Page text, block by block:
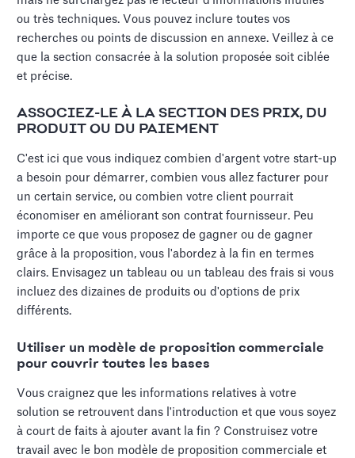
ou très techniques. Vous pouvez inclure toutes vos
recherches ou points de discussion en annexe. Veillez à ce
que la section consacrée à la solution proposée soit ciblée
et précise.
ASSOCIEZ-LE À LA SECTION DES PRIX, DU
PRODUIT OU DU PAIEMENT
C'est ici que vous indiquez combien d'argent votre start-up
a besoin pour démarrer, combien vous allez facturer pour
un certain service, ou combien votre client pourrait
économiser en améliorant son contrat fournisseur. Peu
importe ce que vous proposez de gagner ou de gagner
grâce à la proposition, vous l'abordez à la fin en termes
clairs. Envisagez un tableau ou un tableau des frais si vous
incluez des dizaines de produits ou d'options de prix
différents.
Utiliser un modèle de proposition commerciale
pour couvrir toutes les bases
Vous craignez que les informations relatives à votre
solution se retrouvent dans l'introduction et que vous soyez
à court de faits à ajouter avant la fin ? Construisez votre
travail avec le bon modèle de proposition commerciale et